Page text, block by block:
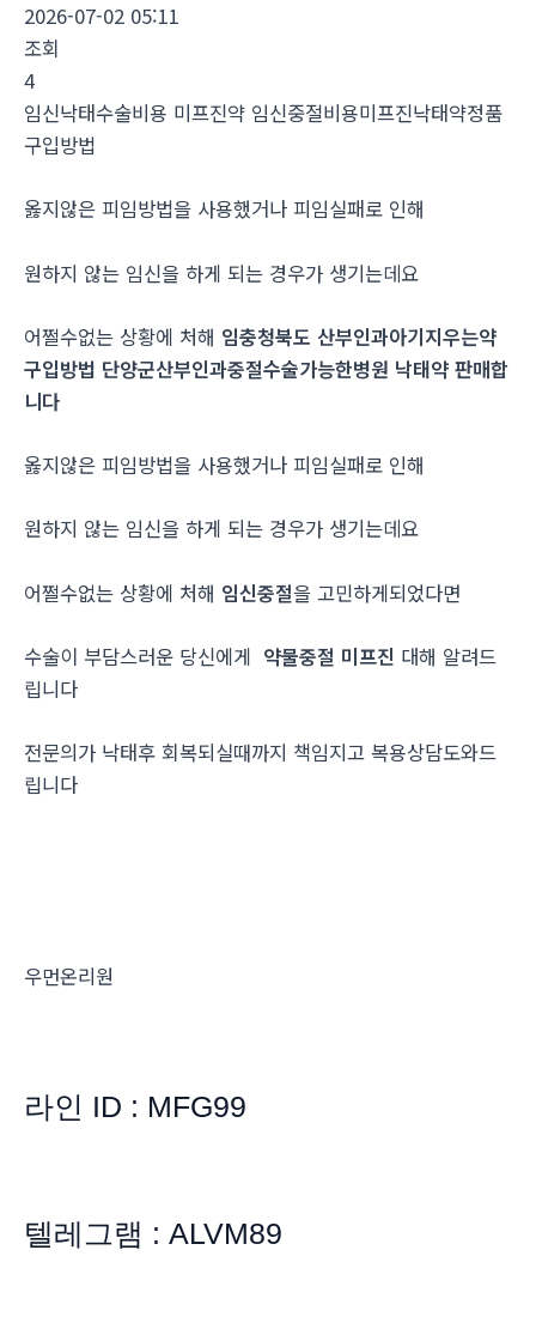
2026-07-02 05:11
조회
4
임신낙태수술비용 미프진약 임신중절비용미프진낙태약정품
구입방법
옳지않은 피임방법을 사용했거나 피임실패로 인해
원하지 않는 임신을 하게 되는 경우가 생기는데요
어쩔수없는 상황에 처해 임충청북도 산부인과아기지우는약
구입방법 단양군산부인과중절수술가능한병원 낙­태약 판매합
니다
옳지않은 피임방법을 사용했거나 피임실패로 인해
원하지 않는 임신을 하게 되는 경우가 생기는데요
어쩔수없는 상황에 처해 임신중절을 고민하게되었다면
수술이 부담스러운 당신에게 약물중절 미프진 대해 알려드
립니다
전문의가 낙태후 회복되실때까지 책임지고 복용상담도와드
립니다
우먼온리원
라인 ID : MFG99
텔레그램 : ALVM89